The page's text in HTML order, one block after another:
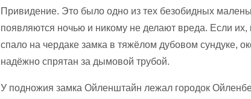
Привидение. Это было одно из тех безобидных
появляются ночью и никому не делают вреда. Если их,
спало на чердаке замка в тяжёлом дубовом сундуке,
надёжно спрятан за дымовой трубой.
У подножия замка Ойленштайн лежал городок